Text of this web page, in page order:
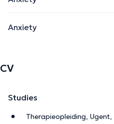
gesprek te gaan. Samen
Anxiety
CV
Studies
Therapieopleiding,